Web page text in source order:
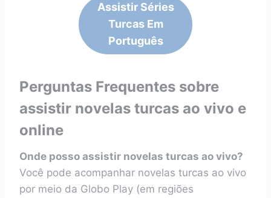
Assistir Séries
Turcas Em
Português
Perguntas Frequentes sobre
assistir novelas turcas ao vivo e
online
Onde posso assistir novelas turcas ao vivo?
Você pode acompanhar novelas turcas ao vivo
por meio da Globo Play (em regiões